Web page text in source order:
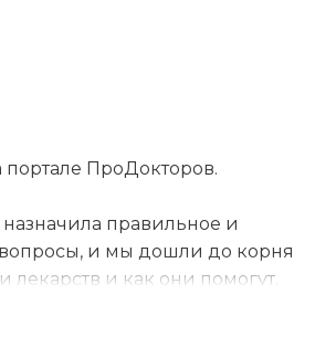
ПроДокторов.
правильное и
вопросы, и мы дошли до корня
лекарств и как они помогут.
о возможных побочных
выдала общие рекомендации и